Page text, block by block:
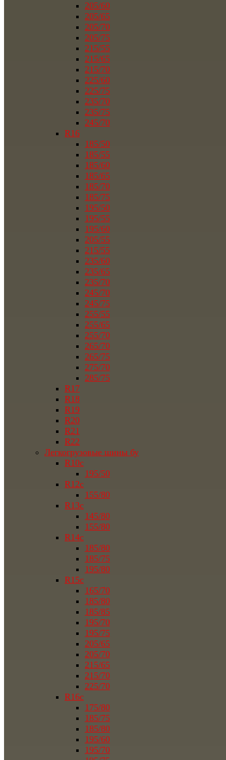
205/60
205/65
205/70
205/75
215/55
215/65
215/70
225/60
225/75
235/70
235/75
245/70
R16
185/50
185/55
185/60
185/65
185/70
185/75
195/50
195/55
195/60
205/55
215/55
235/60
235/65
235/70
245/70
245/75
255/55
255/65
255/70
265/70
265/75
275/70
285/75
R17
R18
R19
R20
R21
R22
Легкогрузовые шины бу
R10c
195/50
R12c
155/80
R13c
145/80
155/80
R14c
185/80
185/75
195/80
R15c
165/70
185/80
185/85
195/70
195/75
205/65
205/70
215/65
215/70
225/70
R16c
175/80
185/75
185/80
195/60
195/70